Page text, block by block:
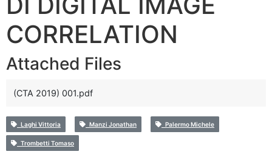
CORRELATION
Attached Files
(CTA 2019) 001.pdf
Laghi Vittoria Manzi Jonathan Palermo Michele
Trombetti Tomaso